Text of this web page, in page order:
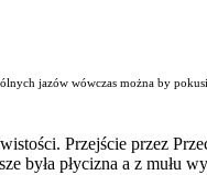
jazów wówczas można by
Przejście przez
płycizna a z mułu